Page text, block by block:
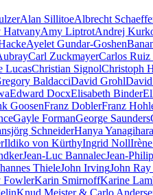
Alan SillitoeAlbrecht
HatvanyAmy LiptrotAndrej
Ayelet Gundar-Goshen
Carl ZuckmayerCarlos Ruiz
LucasChristian SignolChristoph
BaldacciDavid Grohl
Edward DocxElisabeth Binder
GoosenFranz DoblerFranz
Gayle FormanGeorge Saunders
SchneiderHanya Yanagihara
Ildiko von KürthyIngrid Noll
Jean-Luc BannalecJean-
ThieleJohn IrvingJohn
FowlerKarin SmirnoffKarine